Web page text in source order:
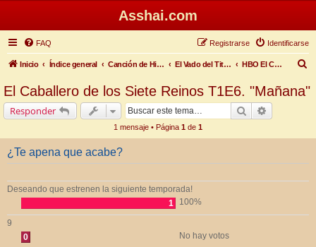
Asshai.com
FAQ Identificarse
Registrarse
Inicio Índice general Canción de Hielo y Fuego El Vado del Titiritero HBO El Caballero de los Siete Reinos T1
El Caballero de los Siete Reinos T1E6. "Mañana"
Responder Buscar
1 mensaje • Página 1 de 1
¿Te apena que acabe?
Deseando que estrenen la siguiente temporada!
1
100%
9
0
No hay votos